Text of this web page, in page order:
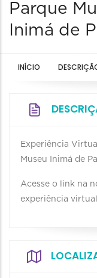
Parque
Inimá de
INÍCIO
Experiência
Museu Inimá de
Acesse o link na
experiência